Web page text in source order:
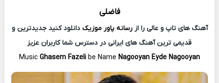
فاضلی
آهنگ های تاپ و عالی را ازرسانه پاور موزیک دانلود کنید جدیدترین و
قدیمی ترین آهنگ های ایرانی در دسترس شما کاربران عزیز
Music Ghasem Fazeli be Name Nagooyan Eyde Nagooyan